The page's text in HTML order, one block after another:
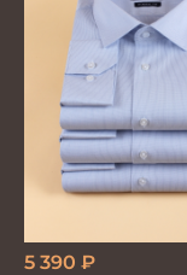
5 390 ₽